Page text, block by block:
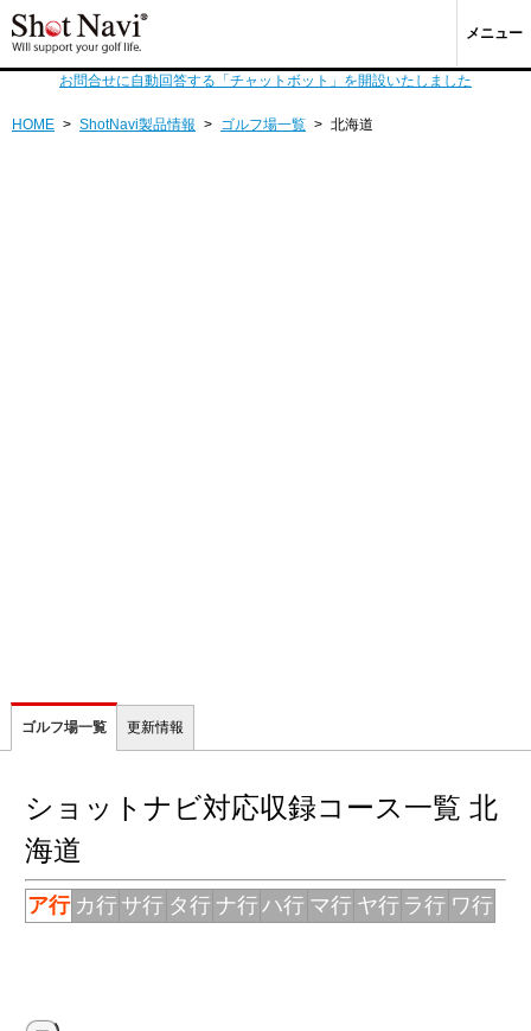
メニュー
お問合せに自動回答する「チャットボット」を開設いたしました
HOME > ShotNavi製品情報 > ゴルフ場一覧 > 北海道
ゴルフ場一覧 更新情報
ショットナビ対応収録コース一覧 北
海道
ア行 カ行 サ行 タ行 ナ行ハ行 マ行 ヤ行 ラ行 ワ行